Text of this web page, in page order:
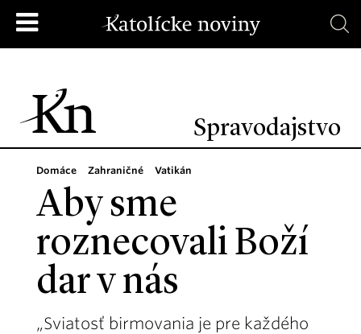
Spravodajstvo
Domáce Zahraničné Vatikán
Aby sme
roznecovali Boží
dar v nás
„Sviatosť birmovania je pre každého